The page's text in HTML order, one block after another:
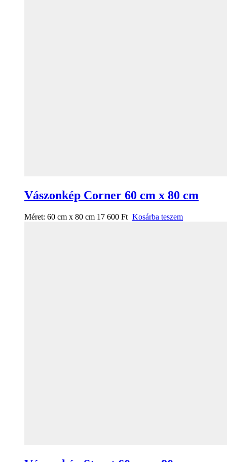
Vászonkép Corner 60 cm x 80 cm
Méret: 60 cm x 80 cm 17 600 Ft Kosárba teszem